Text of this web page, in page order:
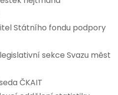
Státního fondu podpory
sekce Svazu měst
ČKAIT